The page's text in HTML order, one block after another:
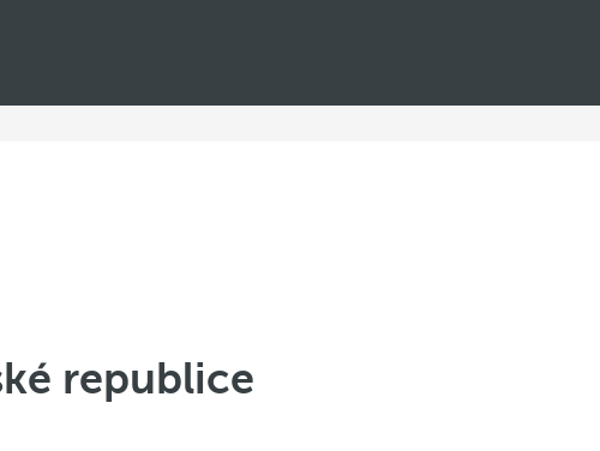
republice